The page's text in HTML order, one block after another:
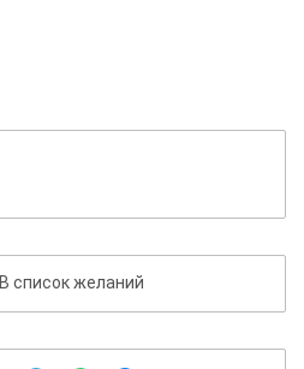
В список желаний